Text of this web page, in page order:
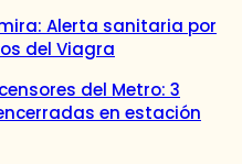
Alerta sanitaria por
del Viagra
del Metro: 3
en estación